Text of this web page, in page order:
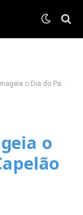
Dia do Pastor e do Capelão
o